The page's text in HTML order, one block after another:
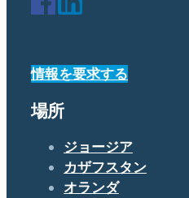
情報を要求する
場所
ジョージア
カザフスタン
オランダ